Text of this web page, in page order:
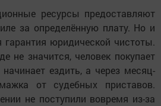
ресурсы предоставляют
за определённую плату. Но и
гарантия юридической чистоты.
не значится, человек покупает
ездить, а через месяц-
от судебных приставов.
не поступили вовремя из-за